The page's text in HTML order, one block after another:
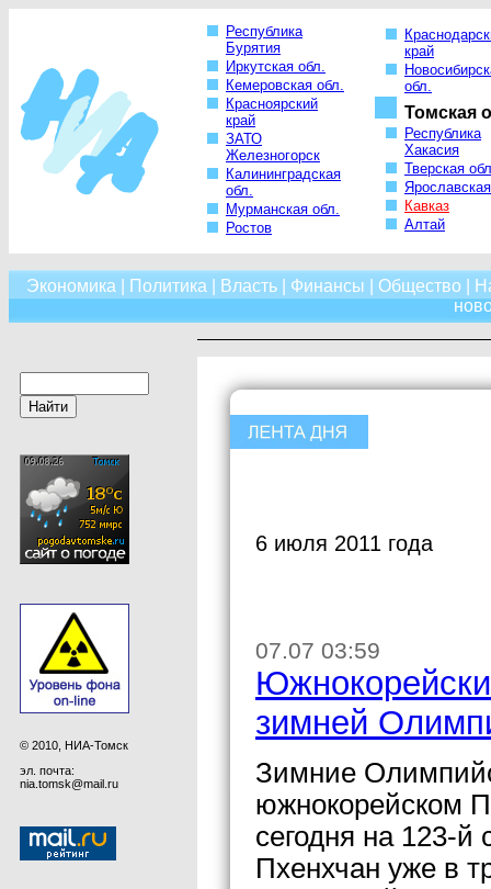
Республика
Бурятия
Иркутская обл.
Кемеровская обл.
Красноярский
край
ЗАТО
Железногорск
Калининградская
обл.
Мурманская обл.
Ростов
край
обл.
Томская
Республика
Хакасия
Тверская
Кавказ
Алтай
Экономика Политика Власть| Финансы Общество
© 2010, НИА-Томск
эл. почта:
nia.tomsk@mail.ru
6 июля 2011 года
07.07 03:59
зимней
Зимние
южнокорейском
сегодня на 123-
Пхенхчан уже в